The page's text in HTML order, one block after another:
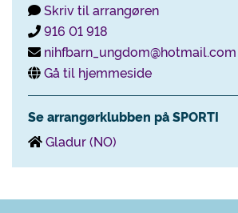
Skriv til arrangøren
916 01 918
nihfbarn_ungdom@hotmail.com
Gå til hjemmeside
Se arrangørklubben på SPORTI
Gladur (NO)